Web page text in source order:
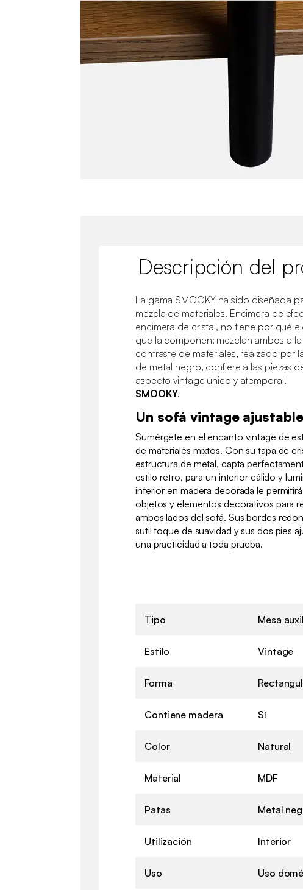
Descripción del
La gama SMOOKY ha sido diseñada
mezcla de materiales. Encimera de
encimera de cristal, no tiene por qué
que la componen: mezclan ambos a
contraste de materiales, realzado por
de metal negro, confiere a las piezas
aspecto vintage único y atemporal.
SMOOKY.
Un sofá vintage ajustable
Sumérgete en el encanto vintage de
de materiales mixtos. Con su tapa de
estructura de metal, capta
estilo retro, para un interior cálido y
inferior en madera decorada le
objetos y elementos decorativos para
ambos lados del sofá. Sus bordes
sutil toque de suavidad y sus dos pies
una practicidad a toda prueba.
Tipo Mesa
Estilo Vintage
Forma
Contiene madera Sí
Color Natural
Material MDF
Patas Metal
Utilización Interior
Uso Uso